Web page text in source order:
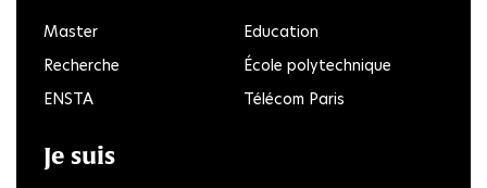
Master
Education
Recherche
École polytechnique
ENSTA
Télécom Paris
Je suis